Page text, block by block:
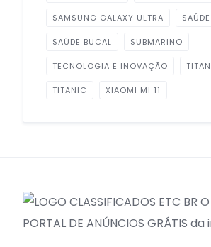
SAMSUNG GALAXY ULTRA SAÚDE
SAÚDE BUCAL SUBMARINO
TECNOLOGIA E INOVAÇÃO TITAN
TITANIC XIAOMI MI 11
PORTAL DE ANÚNCIOS GRÁTIS